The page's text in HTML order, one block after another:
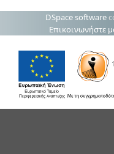
DSpace software
Επικοινωνήστε